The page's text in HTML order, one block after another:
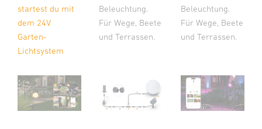
startest du mit
dem 24V
Garten-
Lichtsystem
Beleuchtung.
Für Wege, Beete
und Terrassen.
Beleuchtung.
Für Wege, Beete
und Terrassen.